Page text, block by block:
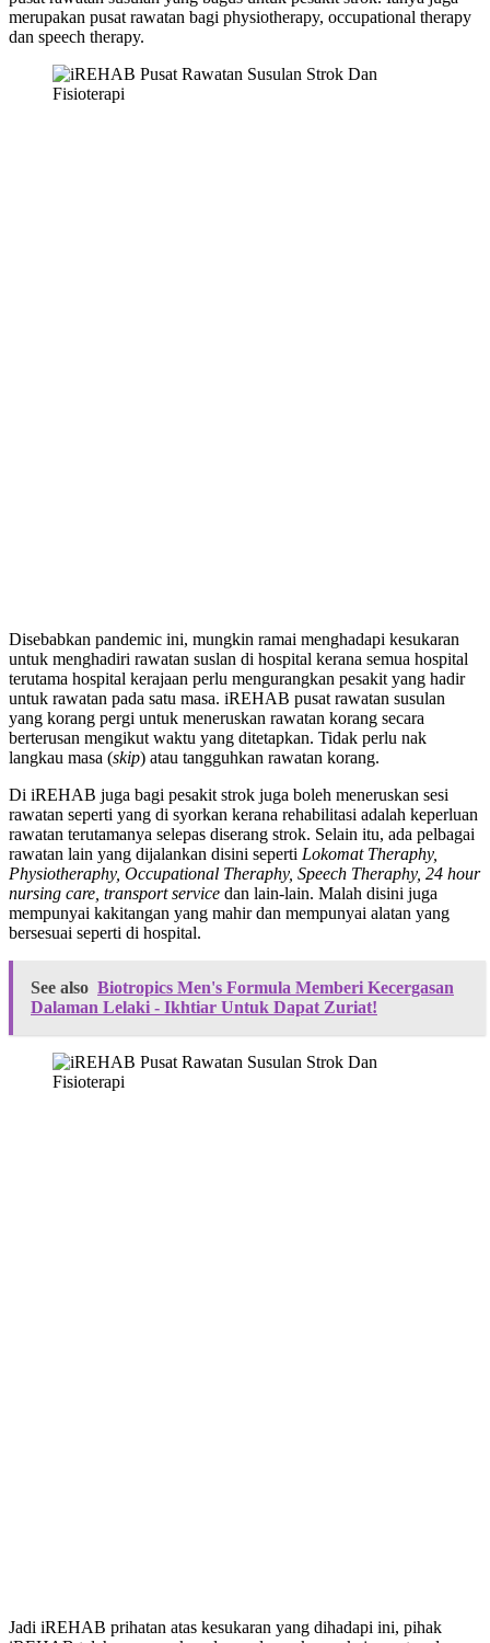
merupakan pusat rawatan bagi physiotherapy, occupational therapy
dan speech therapy.
Disebabkan pandemic ini, mungkin ramai menghadapi kesukaran
untuk menghadiri rawatan suslan di hospital kerana semua hospital
terutama hospital kerajaan perlu mengurangkan pesakit yang hadir
untuk rawatan pada satu masa. iREHAB pusat rawatan susulan
yang korang pergi untuk meneruskan rawatan korang secara
berterusan mengikut waktu yang ditetapkan. Tidak perlu nak
langkau masa (skip) atau tangguhkan rawatan korang.
Di iREHAB juga bagi pesakit strok juga boleh meneruskan sesi
rawatan seperti yang di syorkan kerana rehabilitasi adalah keperluan
rawatan terutamanya selepas diserang strok. Selain itu, ada pelbagai
rawatan lain yang dijalankan disini seperti Lokomat Theraphy,
Physiotheraphy, Occupational Theraphy, Speech Theraphy, 24 hour
nursing care, transport service dan lain-lain. Malah disini juga
mempunyai kakitangan yang mahir dan mempunyai alatan yang
bersesuai seperti di hospital.
See also Biotropics Men's Formula Memberi Kecergasan
Dalaman Lelaki - Ikhtiar Untuk Dapat Zuriat!
Jadi iREHAB prihatan atas kesukaran yang dihadapi ini, pihak